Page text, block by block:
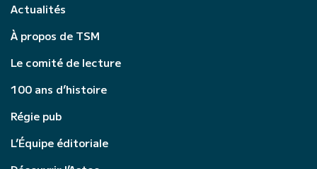
Actualités
À propos de TSM
Le comité de lecture
100 ans d’histoire
Régie pub
L’Équipe éditoriale